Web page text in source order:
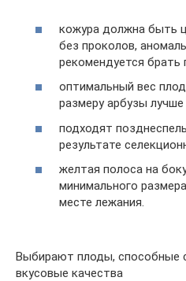
кожура должна быть
без проколов,
рекомендуется
оптимальный вес
размеру арбузы лучше
подходят
результате
желтая полоса на
минимального
месте лежания.
Выбирают плоды, способные
вкусовые качества